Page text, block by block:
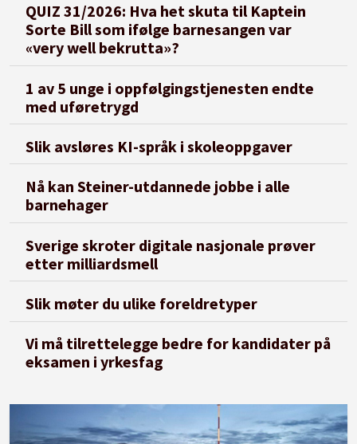
QUIZ 31/2026: Hva het skuta til Kaptein
Sorte Bill som ifølge barnesangen var
«very well bekrutta»?
1 av 5 unge i oppfølgingstjenesten endte
med uføretrygd
Slik avsløres KI-språk i skoleoppgaver
Nå kan Steiner-utdannede jobbe i alle
barnehager
Sverige skroter digitale nasjonale prøver
etter milliardsmell
Slik møter du ulike foreldretyper
Vi må tilrettelegge bedre for kandidater på
eksamen i yrkesfag